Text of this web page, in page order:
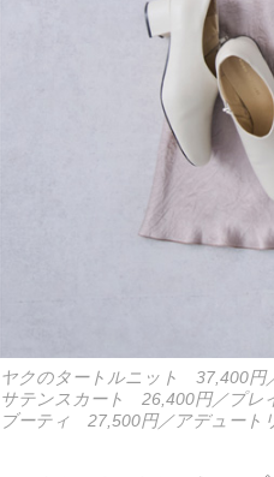
ヤクのタートルニット 37,400円
サテンスカート 26,400円／プレ
ブーティ 27,500円／アデュート